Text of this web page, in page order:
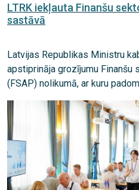
LTRK iekļauta Finanšu
sastāvā
Latvijas Republikas Ministru
apstiprināja grozījumu
(FSAP) nolikumā, ar kuru